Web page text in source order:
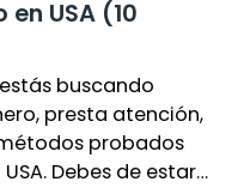
USA (10
buscando
presta atención,
probados
Debes de estar…